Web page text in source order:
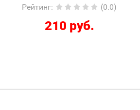
Рейтинг: (0.0)
210 руб.